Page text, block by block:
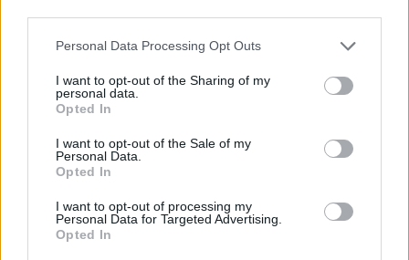
Personal Data Processing Opt Outs
I want to opt-out of the Sharing of my
personal data.
Opted In
I want to opt-out of the Sale of my
Personal Data.
Opted In
I want to opt-out of processing my
Personal Data for Targeted Advertising.
Opted In